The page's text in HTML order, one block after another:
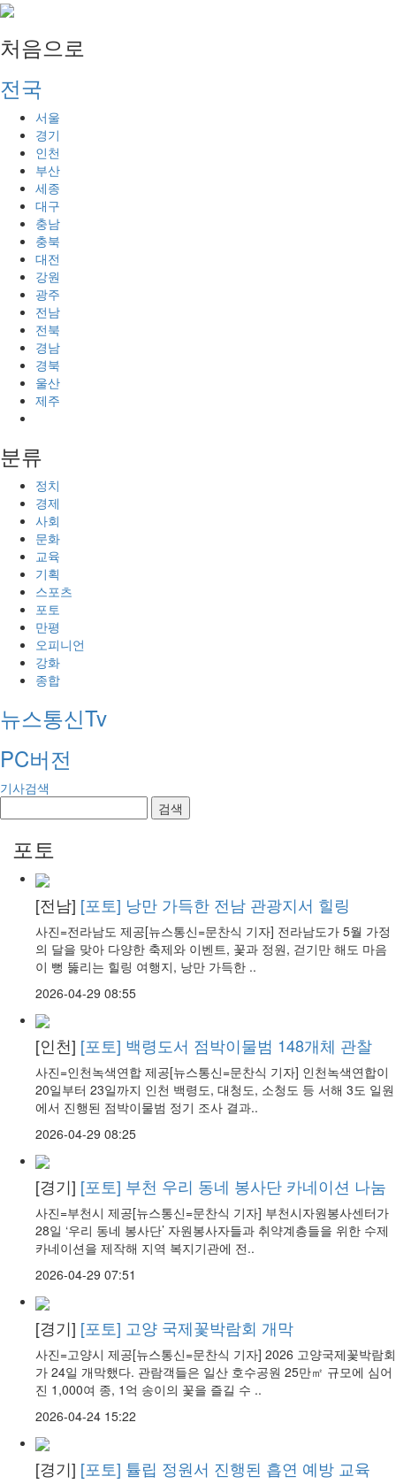
처음으로
전국
서울
경기
인천
부산
세종
대구
충남
충북
대전
강원
광주
전남
전북
경남
경북
울산
제주
분류
정치
경제
사회
문화
교육
기획
스포츠
포토
만평
오피니언
강화
종합
뉴스통신Tv
PC버전
기사검색
검색
포토
[전남] [포토] 낭만 가득한 전남 관광지서 힐링
사진=전라남도 제공[뉴스통신=문찬식 기자] 전라남도가 5월 가정
의 달을 맞아 다양한 축제와 이벤트, 꽃과 정원, 걷기만 해도 마음
이 뻥 뚫리는 힐링 여행지, 낭만 가득한 ..
2026-04-29 08:55
[인천] [포토] 백령도서 점박이물범 148개체 관찰
사진=인천녹색연합 제공[뉴스통신=문찬식 기자] 인천녹색연합이
20일부터 23일까지 인천 백령도, 대청도, 소청도 등 서해 3도 일원
에서 진행된 점박이물범 정기 조사 결과..
2026-04-29 08:25
[경기] [포토] 부천 우리 동네 봉사단 카네이션 나눔
사진=부천시 제공[뉴스통신=문찬식 기자] 부천시자원봉사센터가
28일 ‘우리 동네 봉사단’ 자원봉사자들과 취약계층들을 위한 수제
카네이션을 제작해 지역 복지기관에 전..
2026-04-29 07:51
[경기] [포토] 고양 국제꽃박람회 개막
사진=고양시 제공[뉴스통신=문찬식 기자] 2026 고양국제꽃박람회
가 24일 개막했다. 관람객들은 일산 호수공원 25만㎡ 규모에 심어
진 1,000여 종, 1억 송이의 꽃을 즐길 수 ..
2026-04-24 15:22
[경기] [포토] 튤립 정원서 진행된 흡연 예방 교육